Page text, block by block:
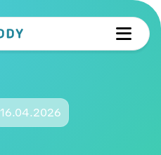
16.04.2026